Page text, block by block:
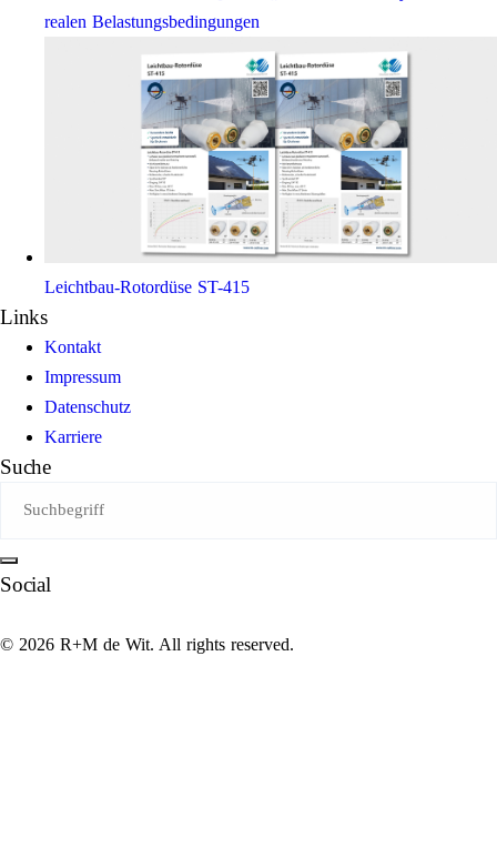
realen Belastungsbedingungen
Leichtbau-Rotordüse ST-415
Links
Kontakt
Impressum
Datenschutz
Karriere
Suche
Social
© 2026 R+M de Wit. All rights reserved.